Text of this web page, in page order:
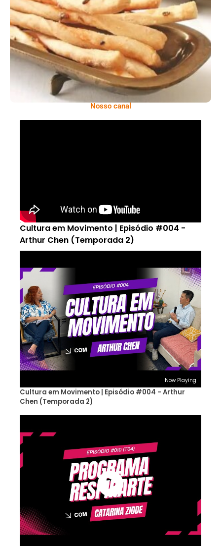
Comer Bem: Palitinhos De Cebola E Salsa
Nosso canal
Cultura em Movimento | Episódio #004 -
Arthur Chen (Temporada 2)
Now Playing
Cultura em Movimento | Episódio #004 - Arthur
Chen (Temporada 2)